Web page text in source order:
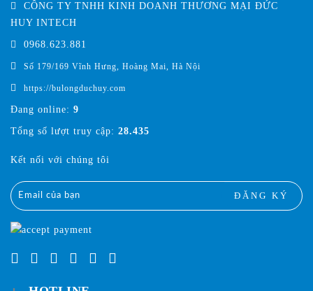
CÔNG TY TNHH KINH DOANH THƯƠNG MẠI ĐỨC
HUY INTECH
0968.623.881
Số 179/169 Vĩnh Hưng, Hoàng Mai, Hà Nội
https://bulongduchuy.com
Đang online: 9
Tổng số lượt truy cập: 28.435
Kết nối với chúng tôi
ĐĂNG KÝ